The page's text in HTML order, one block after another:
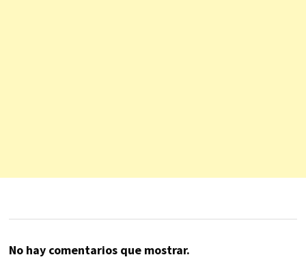
No hay comentarios que mostrar.